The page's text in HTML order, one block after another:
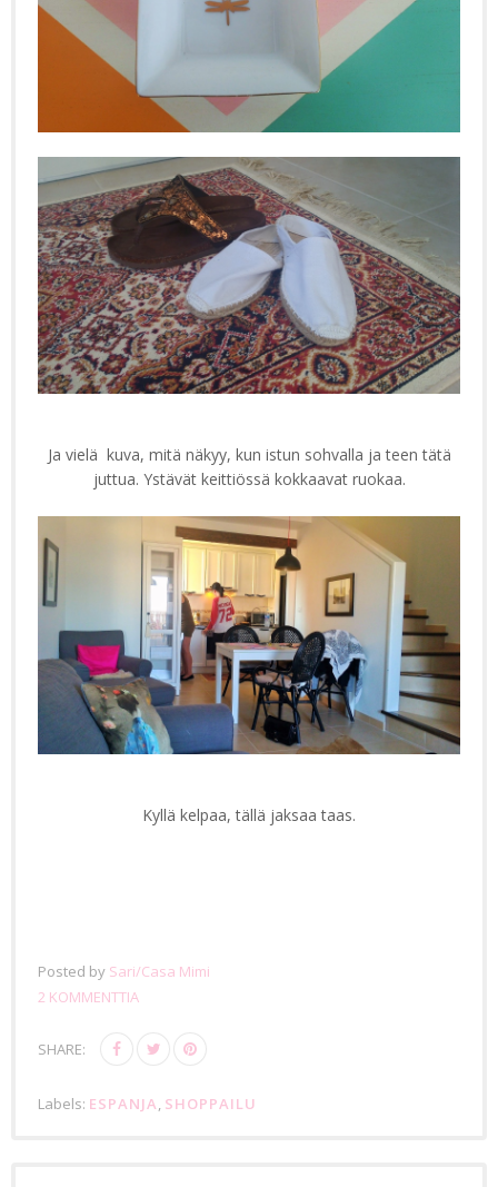
Ja vielä kuva, mitä näkyy, kun istun sohvalla ja teen tätä
juttua. Ystävät keittiössä kokkaavat ruokaa.
Kyllä kelpaa, tällä jaksaa taas.
Posted by Sari/Casa Mimi
2 KOMMENTTIA
SHARE:
Labels: ESPANJA, SHOPPAILU